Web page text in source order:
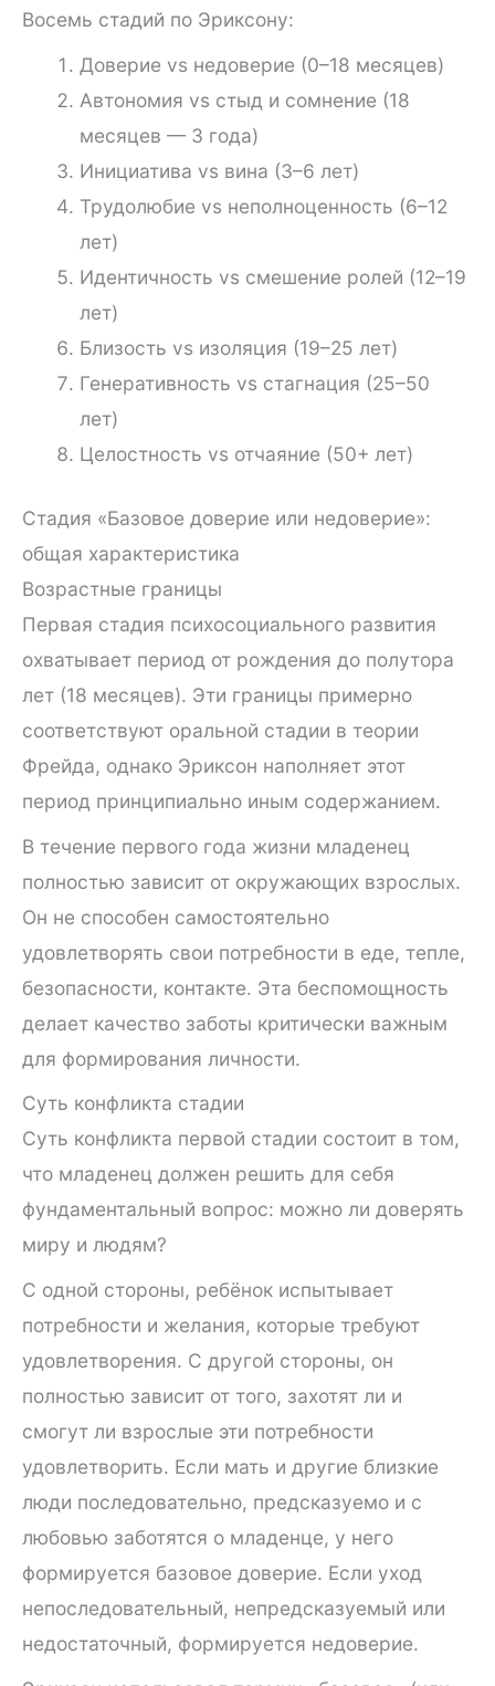
Восемь стадий по Эриксону:
Доверие vs недоверие (0–18 месяцев)
Автономия vs стыд и сомнение (18
месяцев — 3 года)
Инициатива vs вина (3–6 лет)
Трудолюбие vs неполноценность (6–12
лет)
Идентичность vs смешение ролей (12–19
лет)
Близость vs изоляция (19–25 лет)
Генеративность vs стагнация (25–50
лет)
Целостность vs отчаяние (50+ лет)
Стадия «Базовое доверие или недоверие»:
общая характеристика
Возрастные границы
Первая стадия психосоциального развития
охватывает период от рождения до полутора
лет (18 месяцев). Эти границы примерно
соответствуют оральной стадии в теории
Фрейда, однако Эриксон наполняет этот
период принципиально иным содержанием.
В течение первого года жизни младенец
полностью зависит от окружающих взрослых.
Он не способен самостоятельно
удовлетворять свои потребности в еде, тепле,
безопасности, контакте. Эта беспомощность
делает качество заботы критически важным
для формирования личности.
Суть конфликта стадии
Суть конфликта первой стадии состоит в том,
что младенец должен решить для себя
фундаментальный вопрос: можно ли доверять
миру и людям?
С одной стороны, ребёнок испытывает
потребности и желания, которые требуют
удовлетворения. С другой стороны, он
полностью зависит от того, захотят ли и
смогут ли взрослые эти потребности
удовлетворить. Если мать и другие близкие
люди последовательно, предсказуемо и с
любовью заботятся о младенце, у него
формируется базовое доверие. Если уход
непоследовательный, непредсказуемый или
недостаточный, формируется недоверие.